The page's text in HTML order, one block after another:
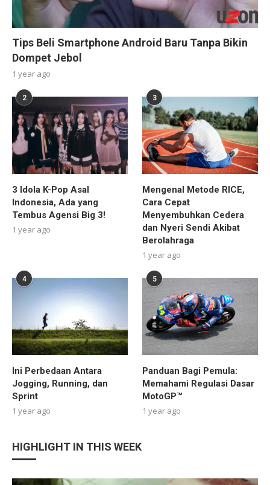
Tips Beli Smartphone Android Baru Tanpa Bikin
Dompet Jebol
1 year ago
2
3 Idola K-Pop Asal
Indonesia, Ada yang
Tembus Agensi Big 3!
1 year ago
3
Mengenal Metode RICE,
Cara Cepat
Menyembuhkan Cedera
dan Nyeri Sendi Akibat
Berolahraga
1 year ago
4
Ini Perbedaan Antara
Jogging, Running, dan
Sprint
1 year ago
5
Panduan Bagi Pemula:
Memahami Regulasi Dasar
MotoGP™
1 year ago
HIGHLIGHT IN THIS WEEK